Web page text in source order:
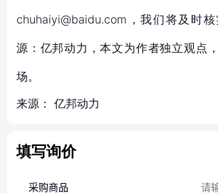
chuhaiyi@baidu.com，我们将及时
源：亿邦动力，本文为作者独立观点
场。
来源： 亿邦动力
填写询价